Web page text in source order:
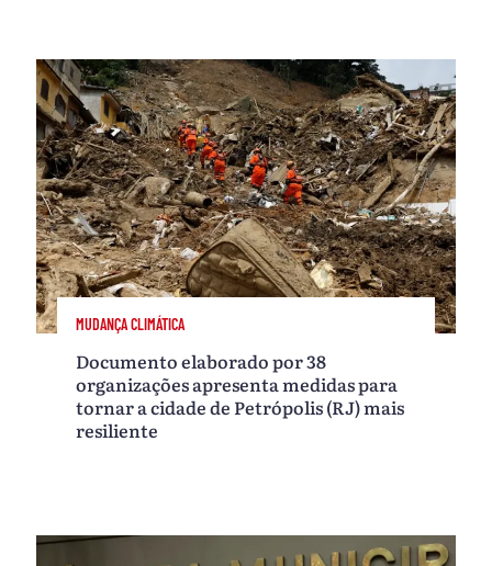
MUDANÇA CLIMÁTICA
Documento elaborado por 38
organizações apresenta medidas para
tornar a cidade de Petrópolis (RJ) mais
resiliente